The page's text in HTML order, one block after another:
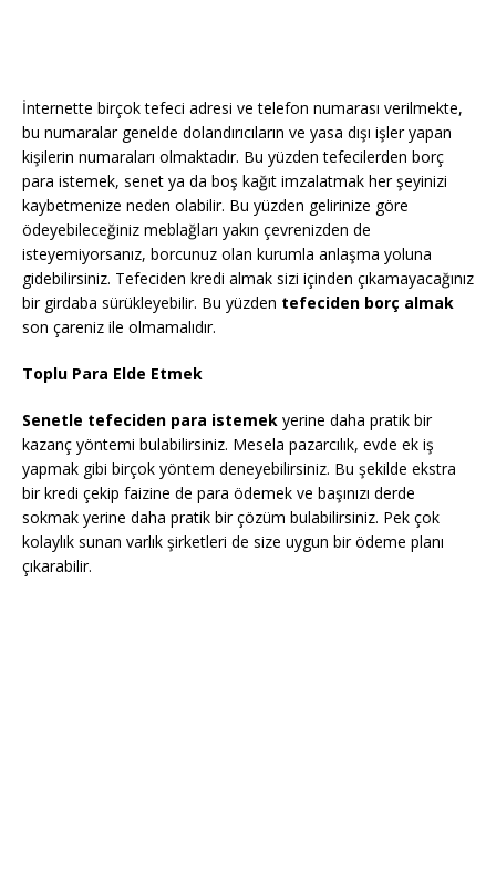
İnternette birçok tefeci adresi ve telefon numarası verilmekte,
bu numaralar genelde dolandırıcıların ve yasa dışı işler yapan
kişilerin numaraları olmaktadır. Bu yüzden tefecilerden borç
para istemek, senet ya da boş kağıt imzalatmak her şeyinizi
kaybetmenize neden olabilir. Bu yüzden gelirinize göre
ödeyebileceğiniz meblağları yakın çevrenizden de
isteyemiyorsanız, borcunuz olan kurumla anlaşma yoluna
gidebilirsiniz. Tefeciden kredi almak sizi içinden çıkamayacağınız
bir girdaba sürükleyebilir. Bu yüzden tefeciden borç almak
son çareniz ile olmamalıdır.
Toplu Para Elde Etmek
Senetle tefeciden para istemek yerine daha pratik bir
kazanç yöntemi bulabilirsiniz. Mesela pazarcılık, evde ek iş
yapmak gibi birçok yöntem deneyebilirsiniz. Bu şekilde ekstra
bir kredi çekip faizine de para ödemek ve başınızı derde
sokmak yerine daha pratik bir çözüm bulabilirsiniz. Pek çok
kolaylık sunan varlık şirketleri de size uygun bir ödeme planı
çıkarabilir.